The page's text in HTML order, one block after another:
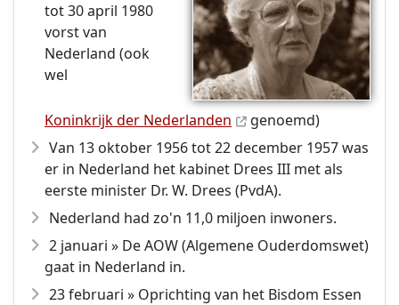
tot 30 april 1980
vorst van
Nederland (ook
wel
Koninkrijk der Nederlanden
genoemd)
Van 13 oktober 1956 tot 22 december 1957 was
er in Nederland het kabinet Drees III met als
eerste minister Dr. W. Drees (PvdA).
Nederland had zo'n 11,0 miljoen inwoners.
2 januari » De AOW (Algemene Ouderdomswet)
gaat in Nederland in.
23 februari » Oprichting van het Bisdom Essen